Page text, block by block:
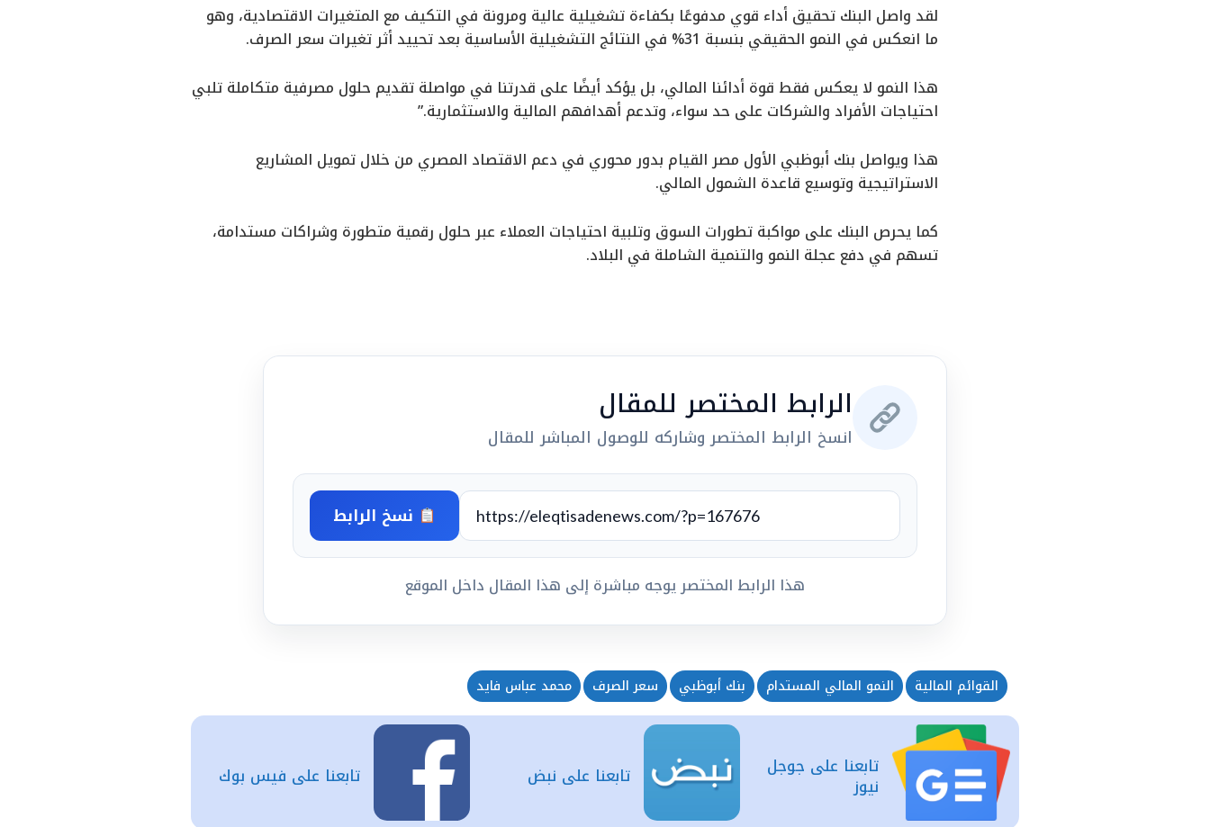
لقد واصل البنك تحقيق أداء قوي مدفوعًا بكفاءة تشغيلية عالية ومرونة في التكيف مع المتغيرات الاقتصادية، وهو
ما انعكس في النمو الحقيقي بنسبة 31% في النتائج التشغيلية الأساسية بعد تحييد أثر تغيرات سعر الصرف.
هذا النمو لا يعكس فقط قوة أدائنا المالي، بل يؤكد أيضًا على قدرتنا في مواصلة تقديم حلول مصرفية متكاملة تلبي
احتياجات الأفراد والشركات على حد سواء، وتدعم أهدافهم المالية والاستثمارية.”
هذا ويواصل بنك أبوظبي الأول مصر القيام بدور محوري في دعم الاقتصاد المصري من خلال تمويل المشاريع
الاستراتيجية وتوسيع قاعدة الشمول المالي.
كما يحرص البنك على مواكبة تطورات السوق وتلبية احتياجات العملاء عبر حلول رقمية متطورة وشراكات مستدامة،
تسهم في دفع عجلة النمو والتنمية الشاملة في البلاد.
الرابط المختصر للمقال
انسخ الرابط المختصر وشاركه للوصول المباشر للمقال
نسخ الرابط
هذا الرابط المختصر يوجه مباشرة إلى هذا المقال داخل الموقع
القوائم المالية النمو المالي المستدام بنك أبوظبي سعر الصرف محمد عباس فايد
تابعنا على فيس بوك تابعنا على نبض تابعنا على جوجل
نيوز